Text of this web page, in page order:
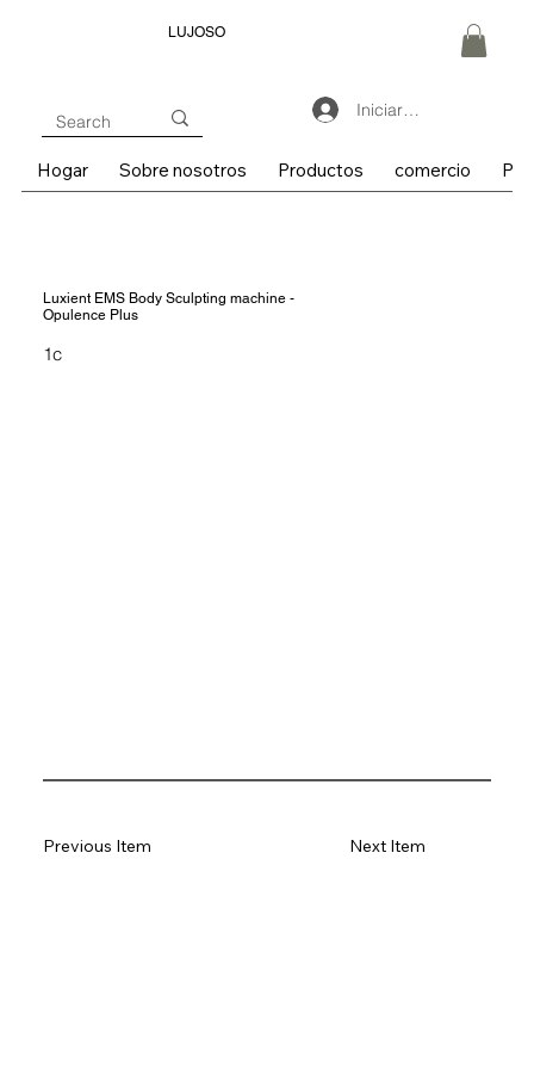
LUJOSO
Iniciar sesión
Hogar Sobre nosotros Productos comercio
Luxient EMS Body Sculpting machine -
Opulence Plus
1c
Next Item
Previous Item